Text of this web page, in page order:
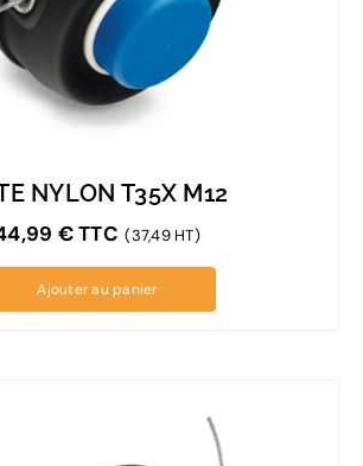
NYLON T35X M12
€TTC (37,49 HT)
Ajouter au panier